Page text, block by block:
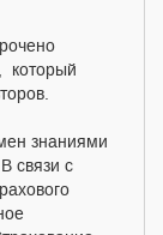
который
знаниями
связи с